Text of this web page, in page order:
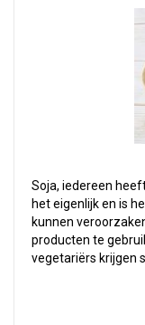
Soja, iedereen
het eigenlijk en is
kunnen
producten te
vegetariërs krijgen